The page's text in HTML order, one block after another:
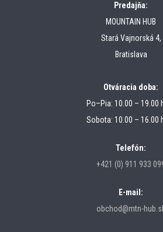
Predajňa:
MOUNTAIN HUB
Stará Vajnorská 4,
Bratislava
Otváracia doba:
Po–Pia: 10.00 – 19.00
Sobota: 10.00 – 16.00
Telefón:
+421 (0) 911 933
E-mail:
obchod@mtn-